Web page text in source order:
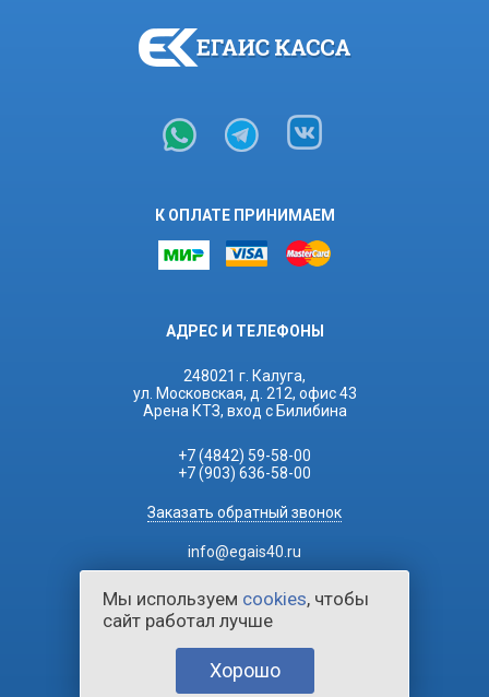
К ОПЛАТЕ ПРИНИМАЕМ
АДРЕС И ТЕЛЕФОНЫ
248021 г. Калуга,
ул. Московская, д. 212, офис 43
Арена КТЗ, вход с Билибина
+7 (4842) 59-58-00
+7 (903) 636-58-00
Заказать обратный звонок
info@egais40.ru
2026 © ЕГАИС Касса.
Все права защищены.
Мы используем cookies, чтобы
сайт работал лучше
Хорошо